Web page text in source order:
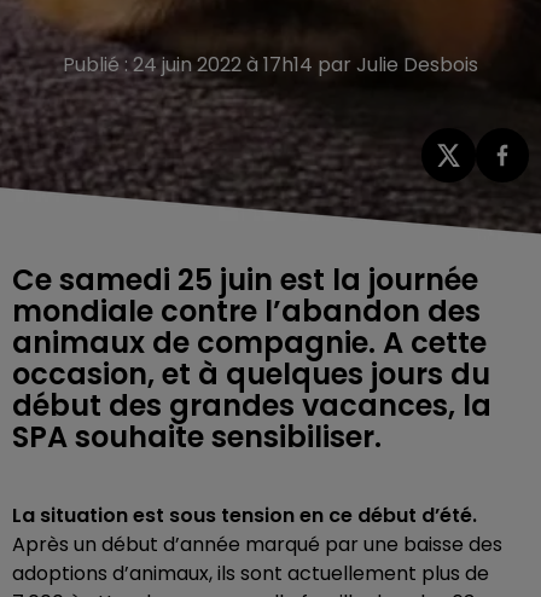
Publié : 24 juin 2022 à 17h14 par Julie Desbois
Ce samedi 25 juin est la journée
mondiale contre l’abandon des
animaux de compagnie. A cette
occasion, et à quelques jours du
début des grandes vacances, la
SPA souhaite sensibiliser.
La situation est sous tension en ce début d’été.
Après un début d’année marqué par une baisse des
adoptions d’animaux, ils sont actuellement plus de